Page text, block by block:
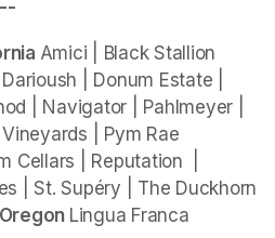
Amici | Black Stallion
| Donum Estate |
| Navigator | Pahlmeyer |
| Pym Rae
Cellars | Reputation  |
| St. Supéry | The Duckhorn
Oregon Lingua Franca